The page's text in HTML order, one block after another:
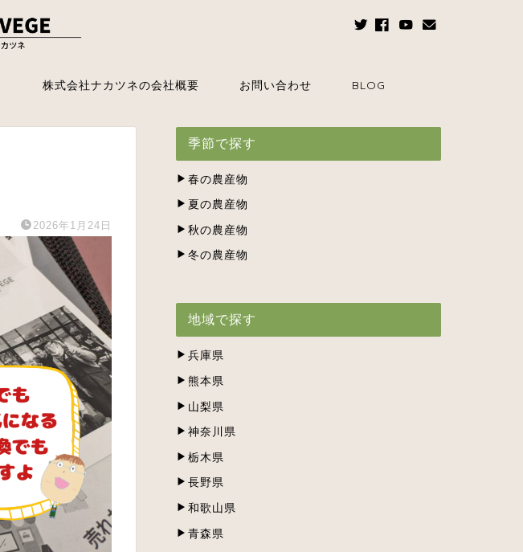
株式会社ナカツネの会社概要 お問い合わせ BLOG
2026年1月24日
季節で探す
春の農産物
夏の農産物
秋の農産物
冬の農産物
地域で探す
兵庫県
熊本県
山梨県
神奈川県
栃木県
長野県
和歌山県
青森県